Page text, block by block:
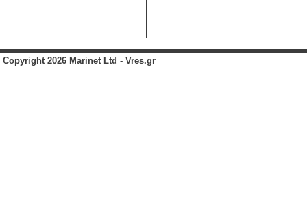
Copyright 2026 Marinet Ltd - Vres.gr